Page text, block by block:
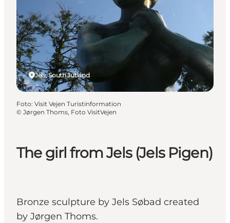
Cosa fare
Dove dormire
Pianifica il viaggio
The girl from Jels (Jels Pigen)
Bronze sculpture by Jels Søbad created
by Jørgen Thoms.
Jels, South Jutland
Foto: Visit Vejen Turistinformation
© Jørgen Thoms, Foto VisitVejen